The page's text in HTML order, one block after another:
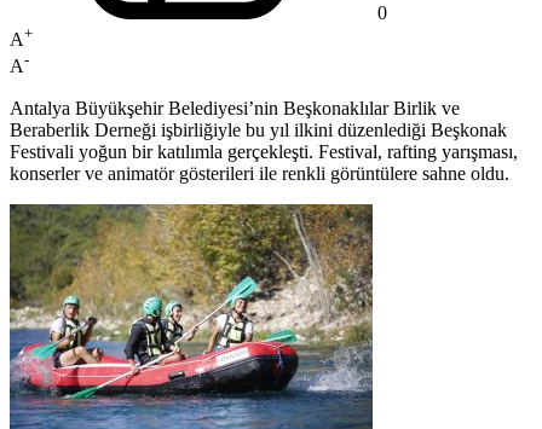
0
A+
A-
Antalya Büyükşehir Belediyesi’nin Beşkonaklılar Birlik ve
Beraberlik Derneği işbirliğiyle bu yıl ilkini düzenlediği Beşkonak
Festivali yoğun bir katılımla gerçekleşti. Festival, rafting yarışması,
konserler ve animatör gösterileri ile renkli görüntülere sahne oldu.